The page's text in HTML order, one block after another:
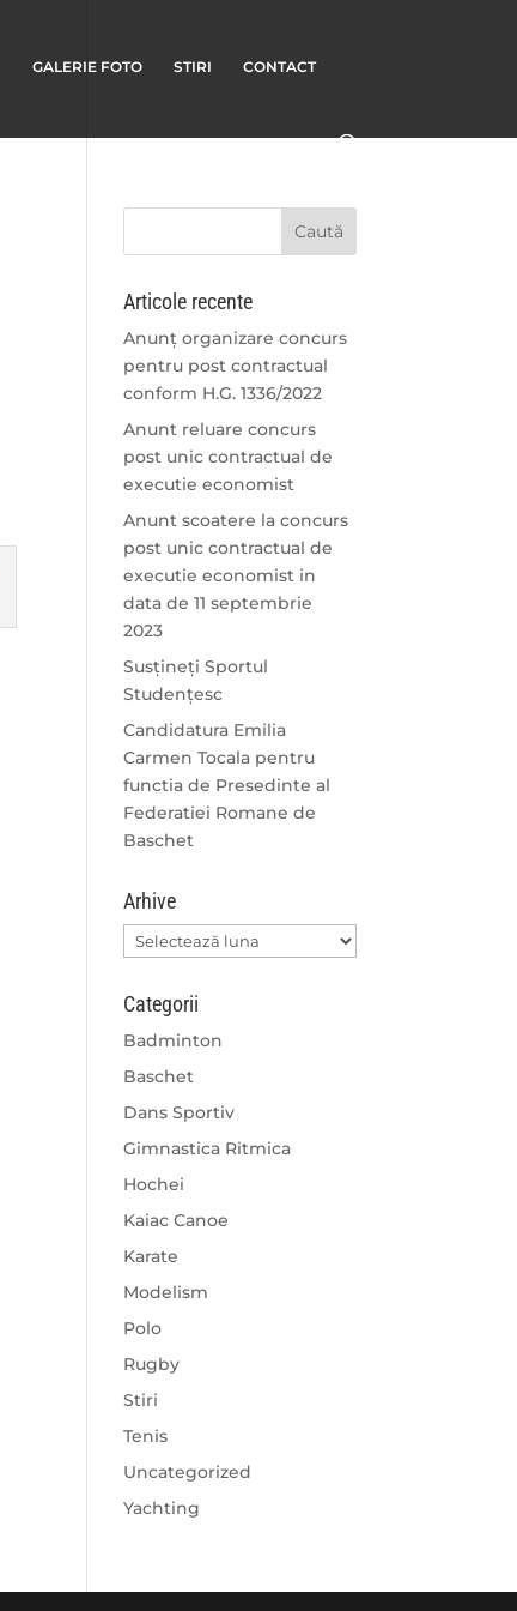
GALERIE FOTO STIRI CONTACT
Articole recente
Anunț organizare concurs
pentru post contractual
conform H.G. 1336/2022
Anunt reluare concurs
post unic contractual de
executie economist
Anunt scoatere la concurs
post unic contractual de
executie economist in
data de 11 septembrie
2023
Susțineți Sportul
Studențesc
Candidatura Emilia
Carmen Tocala pentru
functia de Presedinte al
Federatiei Romane de
Baschet
Arhive
Arhive
Categorii
Badminton
Baschet
Dans Sportiv
Gimnastica Ritmica
Hochei
Kaiac Canoe
Karate
Modelism
Polo
Rugby
Stiri
Tenis
Uncategorized
Yachting